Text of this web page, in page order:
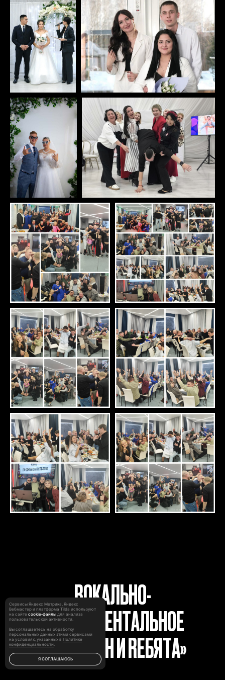
Сервисы Яндекс Метрика, Яндекс
Вебмастер и платформа Tilda используют
на сайте cookie‑файлы для анализа
пользовательской активности.
Вы соглашаетесь на обработку
персональных данных этими сервисами
на условиях, указанных в Политике
конфиденциальности.
Я СОГЛАШАЮСЬ
ВОКАЛЬНО-
ИНСТРУМЕНТАЛЬНОЕ
ТРИО «IRЭН И RЕБЯТА»